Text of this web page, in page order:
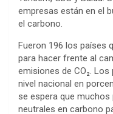
empresas están en el
el carbono.
Fueron 196 los países
para hacer frente al
emisiones de CO₂.
nivel nacional en
se espera que
neutrales en carbono